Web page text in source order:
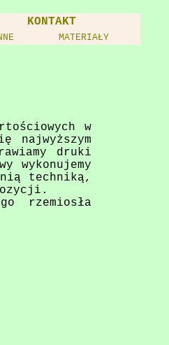
KONTAKT
MATERIAŁY
w
najwyższym
druki
wykonujemy
techniką,
rzemiosła